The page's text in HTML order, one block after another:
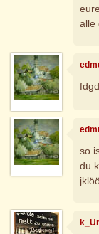
alle
so
du